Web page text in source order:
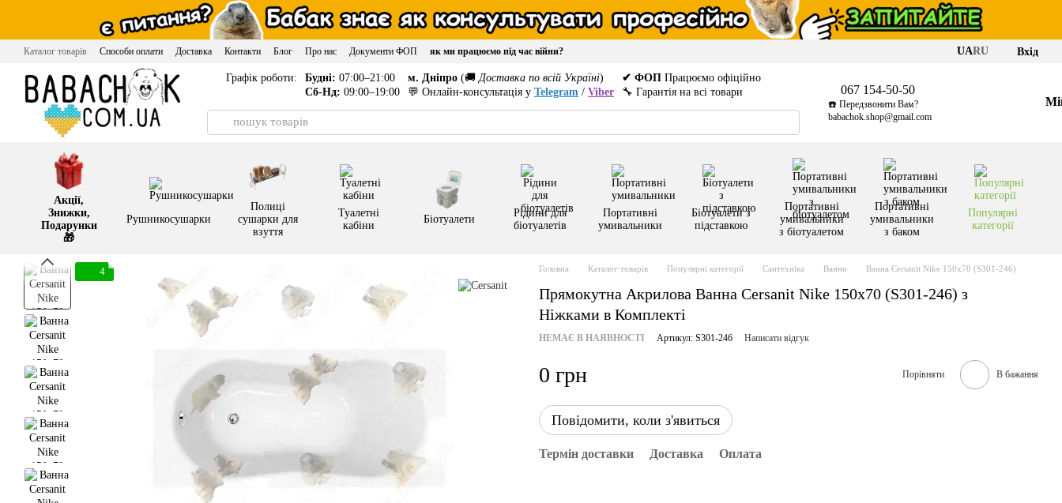
Перейти до основного контенту
Каталог товарів Способи оплати Доставка Контакти Блог Про нас Документи ФОП як ми працюємо під час війни? UARU Вхід
Графік роботи: Будні: 07:00–21:00
Сб-Нд: 09:00–19:00
м. Дніпро (🚚 Доставка по всій Україні)
💬 Онлайн-консультація у Telegram / Viber
✔ ФОП Працюємо офіційно
🔧 Гарантія на всі товари
067 154-50-50
☎️ Передзвонити Вам?
babachok.shop@gmail.com
Акції,
Знижки,
Подарунки
🎁
Рушникосушарки
Полиці
сушарки для
взуття
Туалетні
кабіни
Біотуалети
Рідини для
біотуалетів
Портативні
умивальники
Біотуалети з
підставкою
Портативні
умивальники
з біотуалетом
Портативні
умивальники
з баком
Популярні
категорії
4 Головна Каталог товарів Популярні категорії Сантехніка Ванни Ванна Cersanit Nike 150x70 (S301-246)
Прямокутна Акрилова Ванна Cersanit Nike 150x70 (S301-246) з
Ніжками в Комплекті
НЕМАЄ В НАЯВНОСТІ Артикул: S301-246 Написати відгук
0 грн Порівняти В бажання
Повідомити, коли з'явиться
Термін доставки Доставка Оплата